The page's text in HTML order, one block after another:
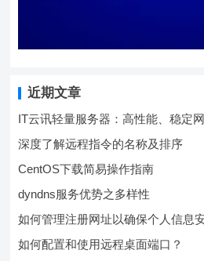
近期文章
IT云讯轻量服务器：高性能、稳定
深度了解远程指令的名称及排序
CentOS下载简易操作指南
dyndns服务优势之多样性
如何管理注册网址以确保个人信息
如何配置和使用远程桌面端口？